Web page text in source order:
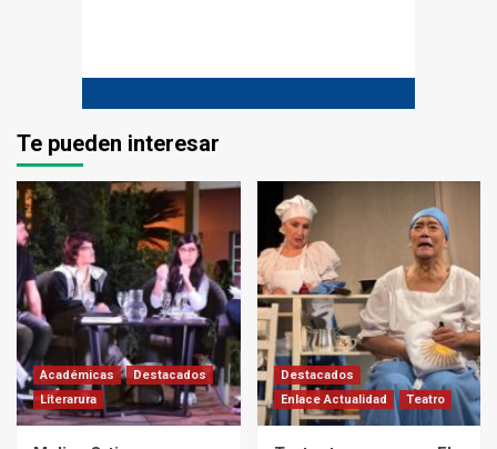
Te pueden interesar
Académicas
Destacados
Literarura
Destacados
Enlace Actualidad
Teatro